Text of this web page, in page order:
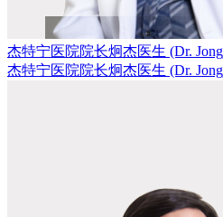
杰特宁医院院长炯杰医生 (Dr.
杰特宁医院院长炯杰医生 (Dr.